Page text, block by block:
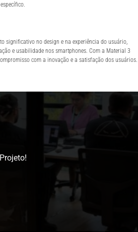
significativo no design e na experiência do usuário,
e usabilidade nos smartphones. Com a Material 3
com a inovação e a satisfação dos usuários.